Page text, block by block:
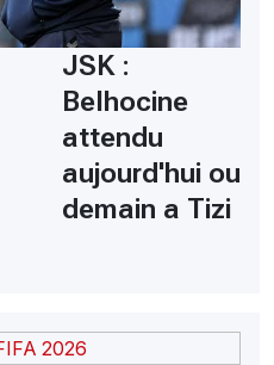
JSK :
Belhocine
attendu
aujourd'hui ou
demain a Tizi